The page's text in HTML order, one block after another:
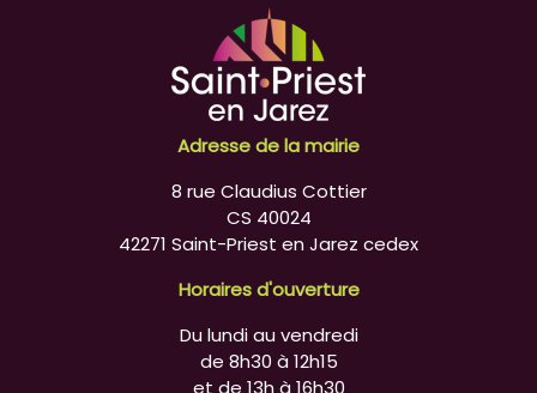
Adresse de la mairie
8 rue Claudius Cottier
CS 40024
42271 Saint-Priest en Jarez cedex
Horaires d'ouverture
Du lundi au vendredi
de 8h30 à 12h15
et de 13h à 16h30